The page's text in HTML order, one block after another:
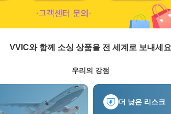
VVIC와 함께 소싱 상품을 전 세계로 보내세요
우리의 강점
더 낮은 리스크